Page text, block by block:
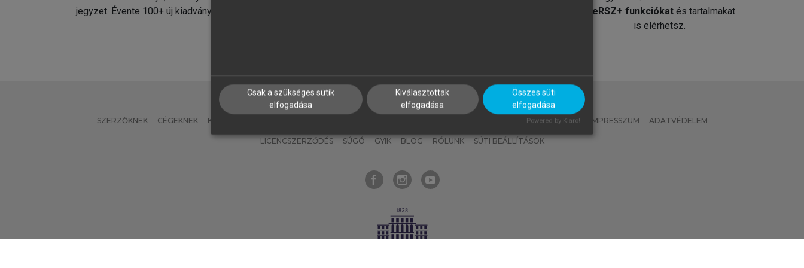
jegyzet. Évente 100+ új kiadvány.
MeRSZ+ funkciókat és tartalmakat
is elérhetsz.
SZERZŐKNEK CÉGEKNEK KÖNYVTÁROSOKNAK MI – ÁLTALÁNOS IRÁNYELVEK IMPRESSZUM ADATVÉDELEM
LICENCSZERZŐDÉS SÚGÓ GYIK BLOG RÓLUNK SÜTI BEÁLLÍTÁSOK
Csak a szükséges sütik
elfogadása
Kiválasztottak
elfogadása
Összes süti
elfogadása
Powered by Klaro!